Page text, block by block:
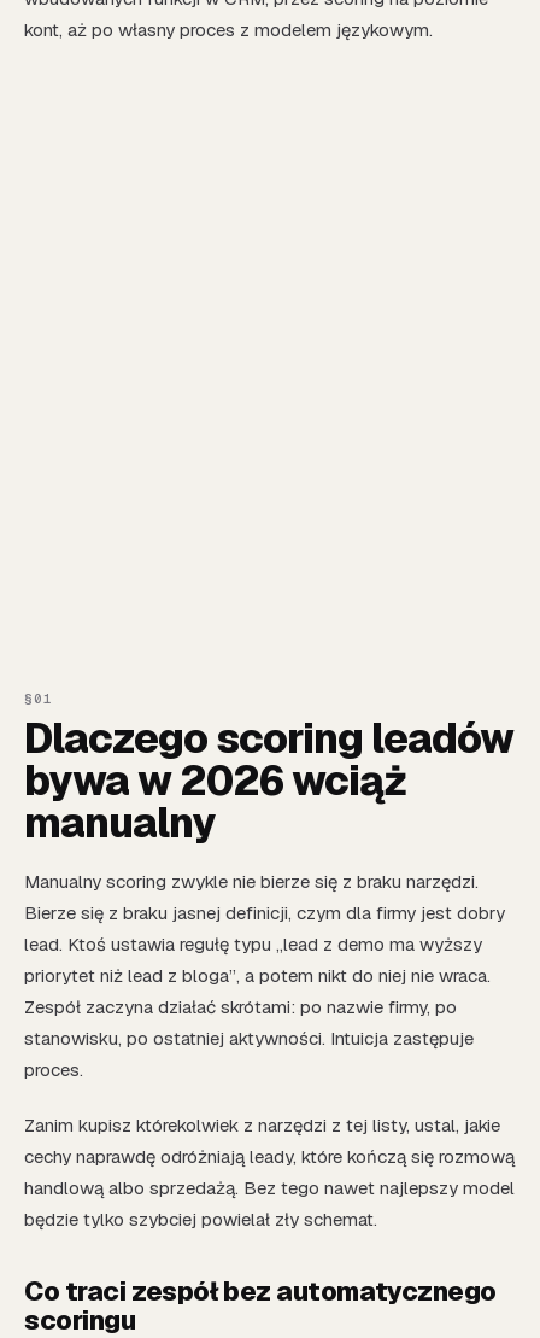
kont, aż po własny proces z modelem językowym.
Dlaczego scoring leadów
bywa w 2026 wciąż
manualny
Manualny scoring zwykle nie bierze się z braku narzędzi.
Bierze się z braku jasnej definicji, czym dla firmy jest dobry
lead. Ktoś ustawia regułę typu „lead z demo ma wyższy
priorytet niż lead z bloga”, a potem nikt do niej nie wraca.
Zespół zaczyna działać skrótami: po nazwie firmy, po
stanowisku, po ostatniej aktywności. Intuicja zastępuje
proces.
Zanim kupisz którekolwiek z narzędzi z tej listy, ustal, jakie
cechy naprawdę odróżniają leady, które kończą się rozmową
handlową albo sprzedażą. Bez tego nawet najlepszy model
będzie tylko szybciej powielał zły schemat.
Co traci zespół bez automatycznego
scoringu